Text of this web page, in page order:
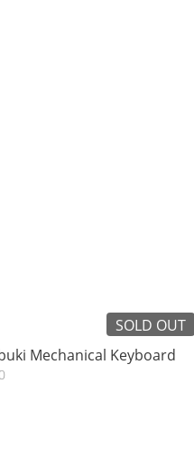
SOLD OUT
Mechanical Keyboard